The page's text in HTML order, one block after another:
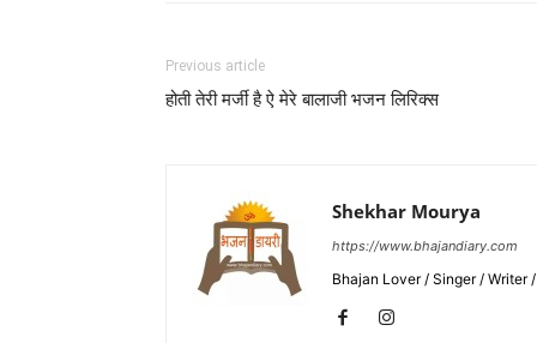
Previous article
होती तेरी मर्जी है ऐ मेरे बालाजी भजन लिरिक्स
Shekhar Mourya
https://www.bhajandiary.com
Bhajan Lover / Singer / Writer